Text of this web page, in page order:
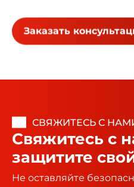
Заказать
СВЯЖИТЕСЬ С
Свяжитесь с
защитите
Не оставляйте